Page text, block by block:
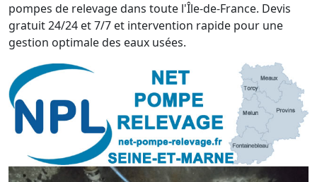
pompes de relevage dans toute l'Île-de-France. Devis
gratuit 24/24 et 7/7 et intervention rapide pour une
gestion optimale des eaux usées.